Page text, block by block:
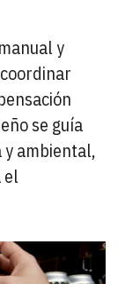
y
se guía
y ambiental,
el